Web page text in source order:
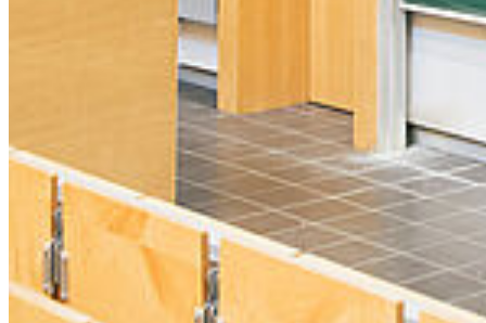
Telefon +49 3834 420 0
Telefax +49 3834 420 1105
News
Veranstaltungskalender
Telefonsuche
Organigramm
Einrichtungen A bis Z
Zuständigkeiten A bis Z
Universitätsmedizin
Sprachenzentrum